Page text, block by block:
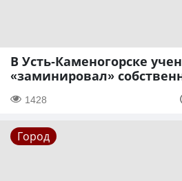
В Усть-Каменогорске
«заминировал»
1428
Город